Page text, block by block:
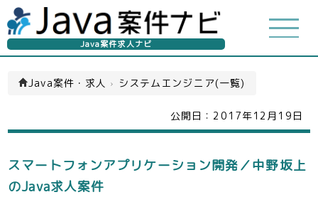
Java案件求人ナビ
Java案件・求人 › システムエンジニア(一覧)
公開日： 2017年12月19日
スマートフォンアプリケーション開発／中野坂上
のJava求人案件